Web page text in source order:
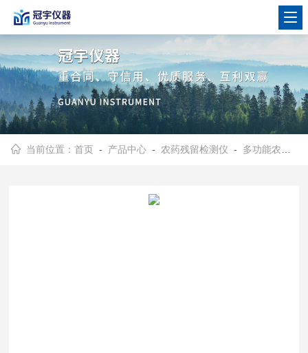
当前位置：首页 - 产品中心 - 农药残留检测仪 - 多功能农药残留检测仪